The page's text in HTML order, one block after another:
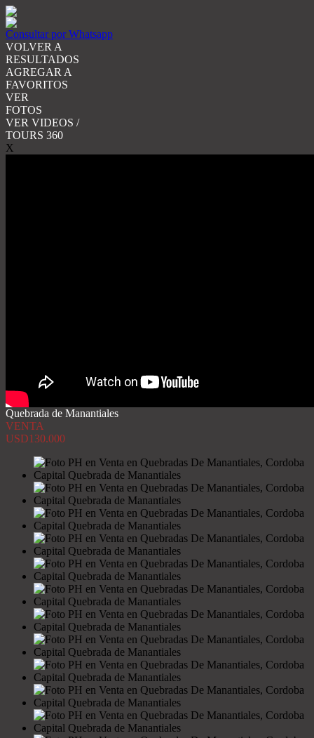
Consultar por Whatsapp
VOLVER A
RESULTADOS
AGREGAR A
FAVORITOS
VER
FOTOS
VER VIDEOS /
TOURS 360
X
Quebrada de Manantiales
VENTA
USD130.000